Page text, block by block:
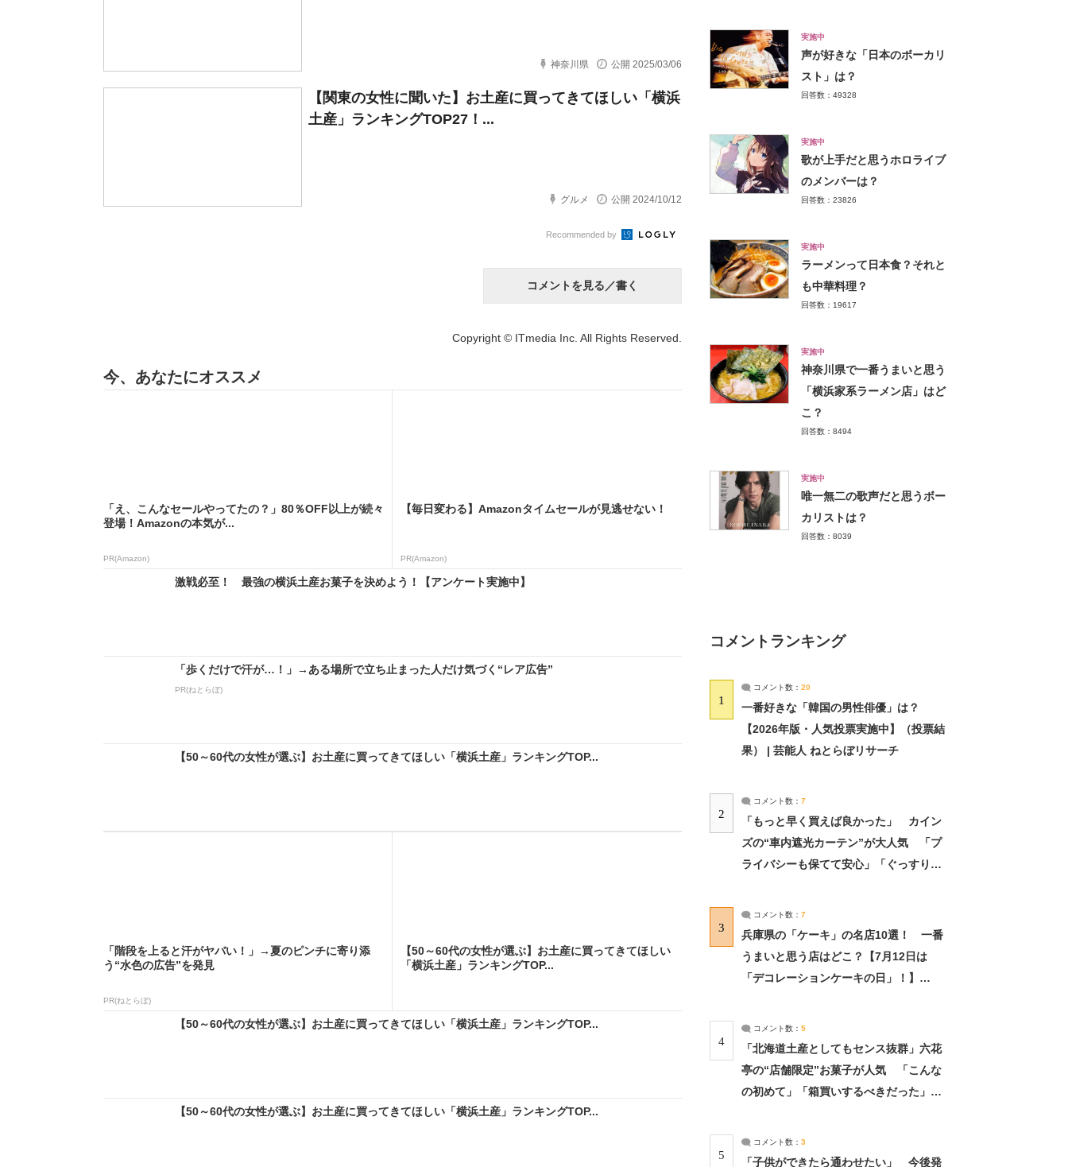
神奈川県 公開 2025/03/06
【関東の女性に聞いた】お土産に買ってきてほしい「横浜
土産」ランキングTOP27！...
グルメ 公開 2024/10/12
Recommended by
コメントを見る／書く
Copyright © ITmedia Inc. All Rights Reserved.
今、あなたにオススメ
「え、こんなセールやってたの？」80％OFF以上が続々
登場！Amazonの本気が...
PR(Amazon)
【毎日変わる】Amazonタイムセールが見逃せない！
PR(Amazon)
激戦必至！ 最強の横浜土産お菓子を決めよう！【アンケート実施中】
「歩くだけで汗が…！」→ある場所で立ち止まった人だけ気づく“レア広告”
PR(ねとらぼ)
【50～60代の女性が選ぶ】お土産に買ってきてほしい「横浜土産」ランキングTOP...
「階段を上ると汗がヤバい！」→夏のピンチに寄り添
う“水色の広告”を発見
PR(ねとらぼ)
【50～60代の女性が選ぶ】お土産に買ってきてほしい
「横浜土産」ランキングTOP...
【50～60代の女性が選ぶ】お土産に買ってきてほしい「横浜土産」ランキングTOP...
【50～60代の女性が選ぶ】お土産に買ってきてほしい「横浜土産」ランキングTOP...
実施中
声が好きな「日本のボーカリ
スト」は？
回答数：49328
実施中
歌が上手だと思うホロライブ
のメンバーは？
回答数：23826
実施中
ラーメンって日本食？それと
も中華料理？
回答数：19617
実施中
神奈川県で一番うまいと思う
「横浜家系ラーメン店」はど
こ？
回答数：8494
実施中
唯一無二の歌声だと思うボー
カリストは？
回答数：8039
コメントランキング
1
コメント数： 20
一番好きな「韓国の男性俳優」は？
【2026年版・人気投票実施中】（投票結
果） | 芸能人 ねとらぼリサーチ
2
コメント数： 7
「もっと早く買えば良かった」 カイン
ズの“車内遮光カーテン”が大人気 「プ
ライバシーも保てて安心」「ぐっすり眠
3
コメント数： 7
兵庫県の「ケーキ」の名店10選！ 一番
うまいと思う店はどこ？【7月12日は
「デコレーションケーキの日」！】
4
コメント数： 5
「北海道土産としてもセンス抜群」六花
亭の“店舗限定”お菓子が人気 「こんな
の初めて」「箱買いするべきだった」
5
コメント数： 3
「子供ができたら通わせたい」 今後発